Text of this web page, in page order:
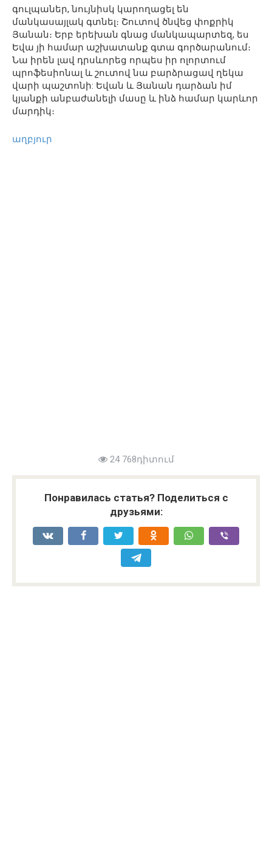
գուլպաներ, նույնիսկ կարողացել են
մանկասայլակ գտնել։ Շուտով ծնվեց փոքրիկ
Յանան։ Երբ երեխան գնաց մանկապարտեզ, ես
Եվա յի համար աշխատանք գտա գործարանում։
Նա իրեն լավ դրսևորեց որպես իր ոլորտում
պրոֆեսիոնալ և շուտով նա բարձրացավ ղեկա
վարի պաշտոնի: Եվան և Յանան դարձան իմ
կյանքի անբաժանելի մասը և ինձ համար կարևոր
մարդիկ։
աղբյուր
24 768դիտում
Понравилась статья? Поделиться с
друзьями: